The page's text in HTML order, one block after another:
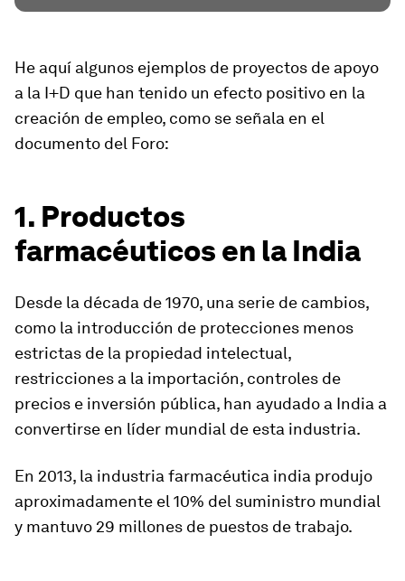
He aquí algunos ejemplos de proyectos de apoyo
a la I+D que han tenido un efecto positivo en la
creación de empleo, como se señala en el
documento del Foro:
1. Productos
farmacéuticos en la India
Desde la década de 1970, una serie de cambios,
como la introducción de protecciones menos
estrictas de la propiedad intelectual,
restricciones a la importación, controles de
precios e inversión pública, han ayudado a India a
convertirse en líder mundial de esta industria.
En 2013, la industria farmacéutica india produjo
aproximadamente el 10% del suministro mundial
y mantuvo 29 millones de puestos de trabajo.